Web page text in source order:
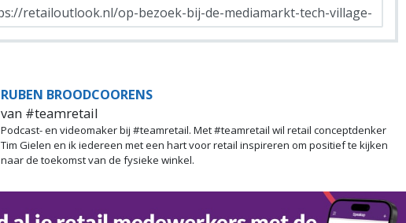
RUBEN BROODCOORENS
van #teamretail
Podcast- en videomaker bij #teamretail. Met #teamretail wil retail conceptdenker
Tim Gielen en ik iedereen met een hart voor retail inspireren om positief te kijken
naar de toekomst van de fysieke winkel.